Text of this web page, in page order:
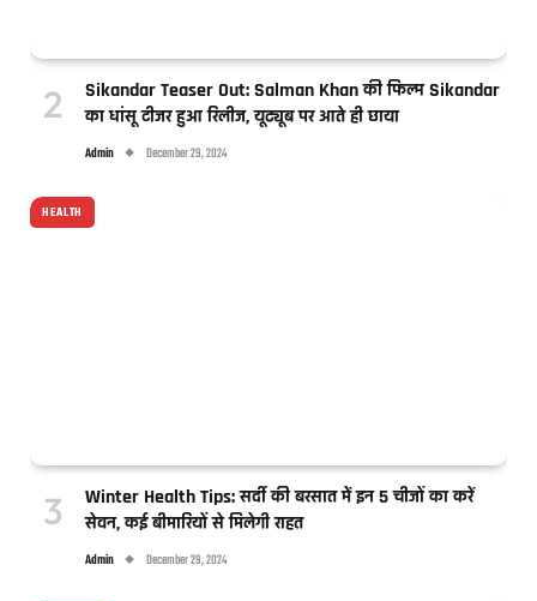
Sikandar Teaser Out: Salman Khan की फिल्म Sikandar
का धांसू टीजर हुआ रिलीज, यूट्यूब पर आते ही छाया
Admin December 29, 2024
HEALTH
Winter Health Tips: सर्दी की बरसात में इन 5 चीजों का करें
सेवन, कई बीमारियों से मिलेगी राहत
Admin December 29, 2024